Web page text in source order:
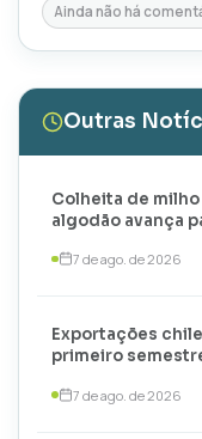
Ainda não há
Outras
Colheita de milho
algodão avança
7 de ago. de 2026
Exportações
primeiro
7 de ago. de 2026